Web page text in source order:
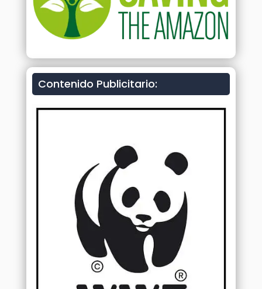
Contenido Publicitario: